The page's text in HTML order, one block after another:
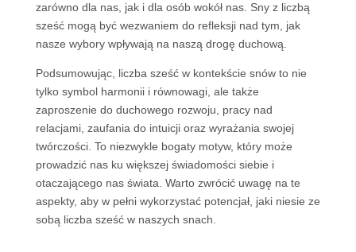
zarówno dla nas, jak i dla osób wokół nas. Sny z liczbą
sześć mogą być wezwaniem do refleksji nad tym, jak
nasze wybory wpływają na naszą drogę duchową.
Podsumowując, liczba sześć w kontekście snów to nie
tylko symbol harmonii i równowagi, ale także
zaproszenie do duchowego rozwoju, pracy nad
relacjami, zaufania do intuicji oraz wyrażania swojej
twórczości. To niezwykle bogaty motyw, który może
prowadzić nas ku większej świadomości siebie i
otaczającego nas świata. Warto zwrócić uwagę na te
aspekty, aby w pełni wykorzystać potencjał, jaki niesie ze
sobą liczba sześć w naszych snach.